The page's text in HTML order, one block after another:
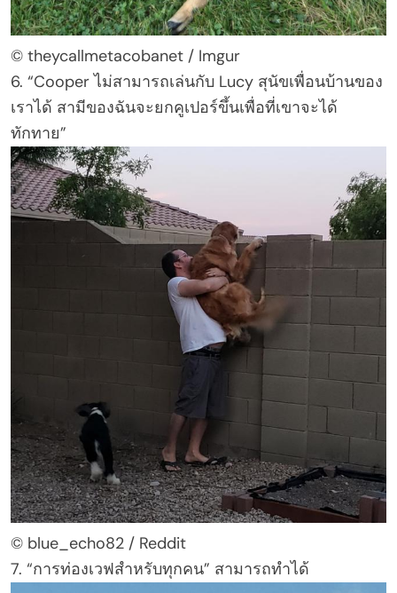
© theycallmetacobanet / Imgur
6. “Cooper ไม่สามารถเล่นกับ Lucy สุนัขเพื่อนบ้านของ
เราได้ สามีของฉันจะยกคูเปอร์ขึ้นเพื่อที่เขาจะได้
ทักทาย”
© blue_echo82 / Reddit
7. “การท่องเวฟสำหรับทุกคน” สามารถทำได้